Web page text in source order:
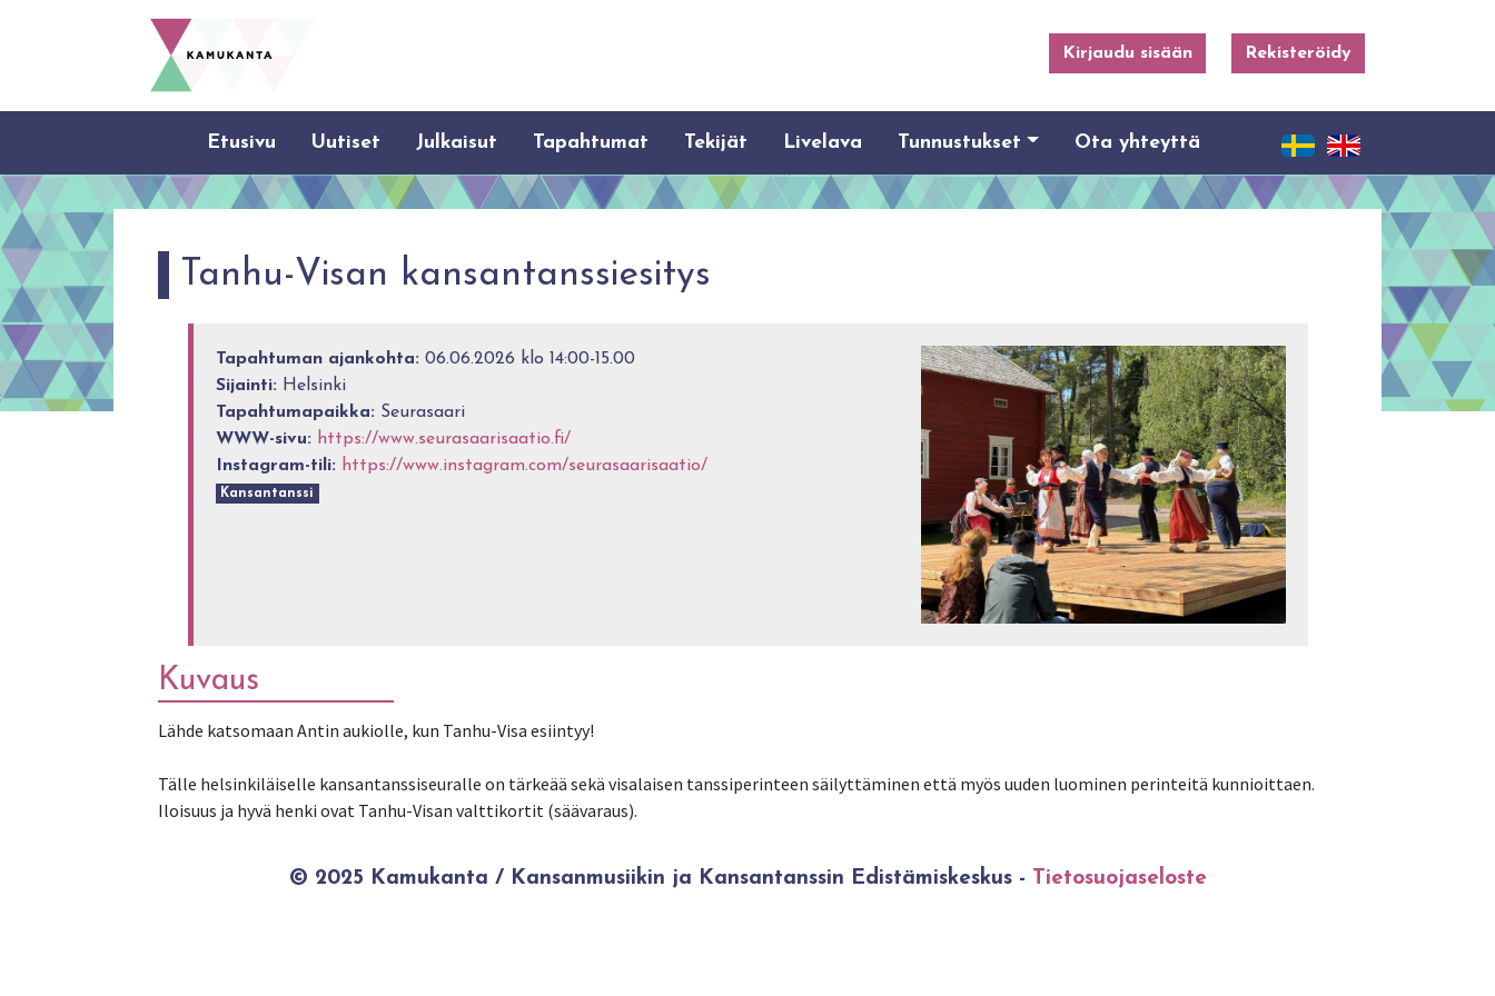
Kirjaudu sisään Rekisteröidy
Etusivu Uutiset Julkaisut Tapahtumat Tekijät Livelava Tunnustukset Ota yhteyttä
Tanhu-Visan kansantanssiesitys
Tapahtuman ajankohta: 06.06.2026 klo 14:00-15.00
Sijainti: Helsinki
Tapahtumapaikka: Seurasaari
WWW-sivu: https://www.seurasaarisaatio.fi/
Instagram-tili: https://www.instagram.com/seurasaarisaatio/
Kansantanssi
Kuvaus
Lähde katsomaan Antin aukiolle, kun Tanhu-Visa esiintyy!
Tälle helsinkiläiselle kansantanssiseuralle on tärkeää sekä visalaisen tanssiperinteen säilyttäminen että myös uuden luominen perinteitä kunnioittaen.
Iloisuus ja hyvä henki ovat Tanhu-Visan valttikortit (säävaraus).
© 2025 Kamukanta / Kansanmusiikin ja Kansantanssin Edistämiskeskus - Tietosuojaseloste